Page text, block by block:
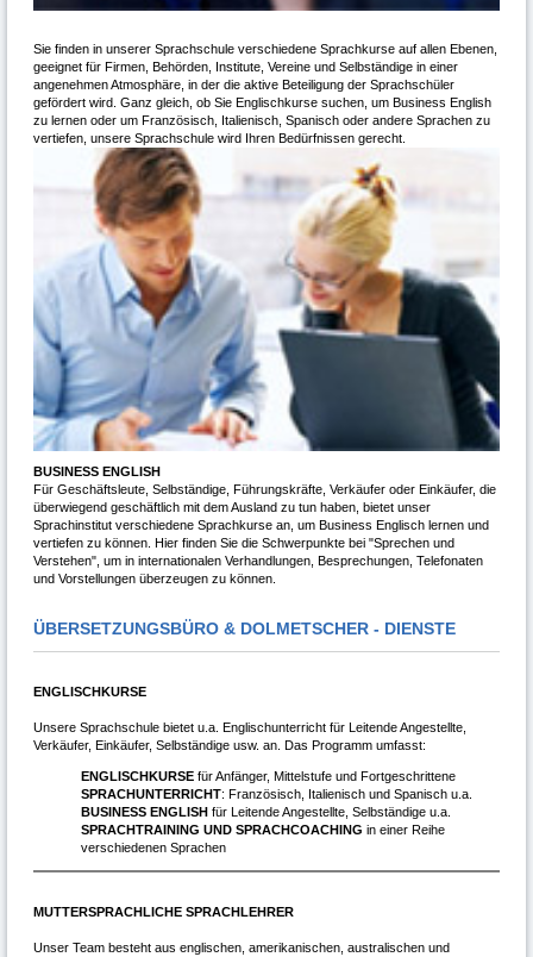
Sie finden in unserer Sprachschule verschiedene Sprachkurse auf allen Ebenen,
geeignet für Firmen, Behörden, Institute, Vereine und Selbständige in einer
angenehmen Atmosphäre, in der die aktive Beteiligung der Sprachschüler
gefördert wird. Ganz gleich, ob Sie Englischkurse suchen, um Business English
zu lernen oder um Französisch, Italienisch, Spanisch oder andere Sprachen zu
vertiefen, unsere Sprachschule wird Ihren Bedürfnissen gerecht.
BUSINESS ENGLISH
Für Geschäftsleute, Selbständige, Führungskräfte, Verkäufer oder Einkäufer, die
überwiegend geschäftlich mit dem Ausland zu tun haben, bietet unser
Sprachinstitut verschiedene Sprachkurse an, um Business Englisch lernen und
vertiefen zu können. Hier finden Sie die Schwerpunkte bei "Sprechen und
Verstehen", um in internationalen Verhandlungen, Besprechungen, Telefonaten
und Vorstellungen überzeugen zu können.
ÜBERSETZUNGSBÜRO & DOLMETSCHER - DIENSTE
ENGLISCHKURSE
Unsere Sprachschule bietet u.a. Englischunterricht für Leitende Angestellte,
Verkäufer, Einkäufer, Selbständige usw. an. Das Programm umfasst:
ENGLISCHKURSEfür Anfänger, Mittelstufe und Fortgeschrittene
SPRACHUNTERRICHT: Französisch, Italienisch und Spanisch u.a.
BUSINESS ENGLISH für Leitende Angestellte, Selbständige u.a.
SPRACHTRAINING UND SPRACHCOACHING in einer Reihe
verschiedenen Sprachen
MUTTERSPRACHLICHE SPRACHLEHRER
Unser Team besteht aus englischen, amerikanischen, australischen und